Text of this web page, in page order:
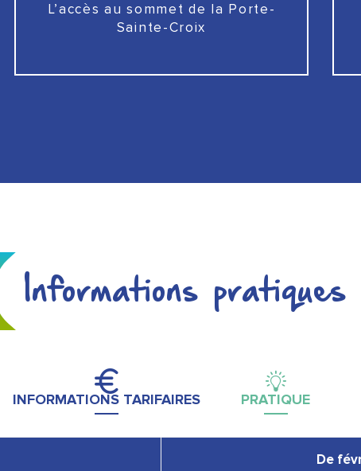
L’accès au sommet de la Porte-
Sainte-Croix
Informations pratiques
INFORMATIONS TARIFAIRES PRATIQUE
De